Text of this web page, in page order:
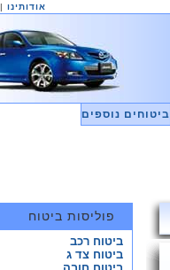
אודותינו |
ביטוחים נוספים
פוליסות ביטוח
ביטוח רכב
ביטוח צד ג